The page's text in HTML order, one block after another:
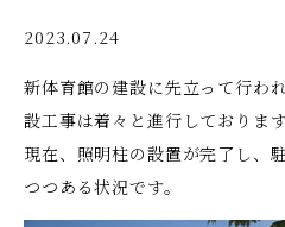
2023.07.24
新体育館の建設に先立って行わ
設工事は着々と進行しております
現在、照明柱の設置が完了し、
つつある状況です。